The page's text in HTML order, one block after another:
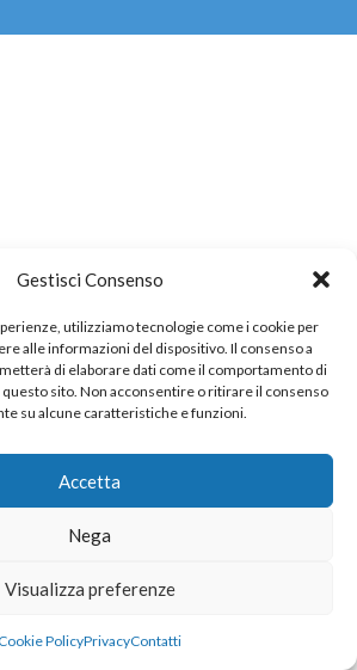
Gestisci Consenso
utilizziamo tecnologie come i cookie per
alle informazioni del dispositivo. Il consenso a
di elaborare dati come il comportamento di
questo sito. Non acconsentire o ritirare il consenso
su alcune caratteristiche e funzioni.
Accetta
Nega
Visualizza preferenze
Cookie PolicyPrivacyContatti